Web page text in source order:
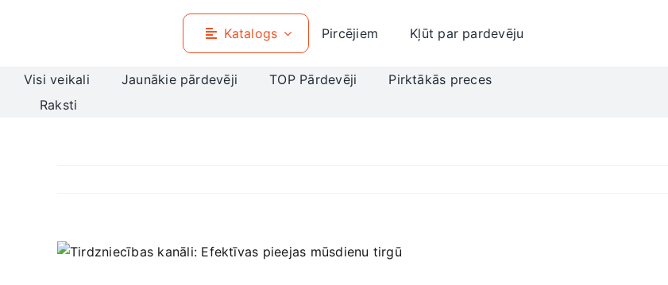
Katalogs Pircējiem Kļūt par pardevēju
Visi veikali Jaunākie pārdevēji TOP Pārdevēji
Pirktākās preces
Raksti
View